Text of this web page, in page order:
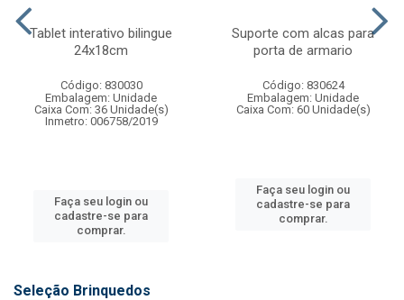
Tablet interativo bilingue
24x18cm
Código: 830030
Embalagem: Unidade
Caixa Com: 36 Unidade(s)
Inmetro: 006758/2019
Faça seu login ou
cadastre-se para
comprar.
Suporte com alcas para
porta de armario
Código: 830624
Embalagem: Unidade
Caixa Com: 60 Unidade(s)
Faça seu login ou
cadastre-se para
comprar.
Seleção Brinquedos